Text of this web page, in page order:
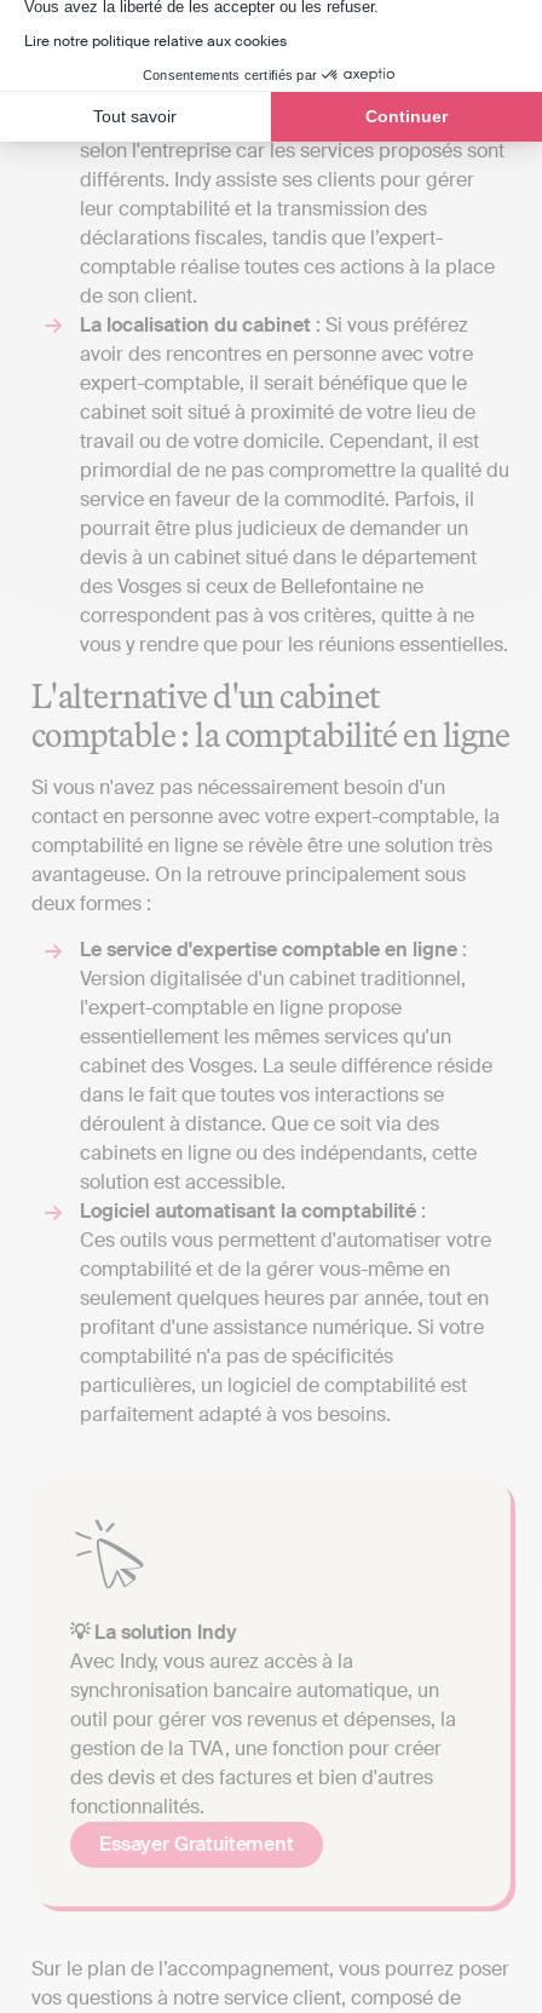
Vous avez la liberté de les accepter ou les refuser.
Lire notre politique relative aux cookies
Consentements certifiés par
Tout savoir Continuer
élaborée, y compris la gestion de la paie ou
l'élaboration de budgets prévisionnels. À
l'inverse, une solution de comptabilité en ligne
comme Indy coûte entre 240 € et 588 € / an HT
selon l'entreprise car les services proposés sont
différents. Indy assiste ses clients pour gérer
leur comptabilité et la transmission des
déclarations fiscales, tandis que l’expert-
comptable réalise toutes ces actions à la place
de son client.
La localisation du cabinet : Si vous préférez
avoir des rencontres en personne avec votre
expert-comptable, il serait bénéfique que le
cabinet soit situé à proximité de votre lieu de
travail ou de votre domicile. Cependant, il est
primordial de ne pas compromettre la qualité du
service en faveur de la commodité. Parfois, il
pourrait être plus judicieux de demander un
devis à un cabinet situé dans le département
des Vosges si ceux de Bellefontaine ne
correspondent pas à vos critères, quitte à ne
vous y rendre que pour les réunions essentielles.
L'alternative d'un cabinet
comptable : la comptabilité en ligne
Si vous n'avez pas nécessairement besoin d'un
contact en personne avec votre expert-comptable, la
comptabilité en ligne se révèle être une solution très
avantageuse. On la retrouve principalement sous
deux formes :
Le service d'expertise comptable en ligne :
Version digitalisée d'un cabinet traditionnel,
l'expert-comptable en ligne propose
essentiellement les mêmes services qu'un
cabinet des Vosges. La seule différence réside
dans le fait que toutes vos interactions se
déroulent à distance. Que ce soit via des
cabinets en ligne ou des indépendants, cette
solution est accessible.
Logiciel automatisant la comptabilité :
Ces outils vous permettent d'automatiser votre
comptabilité et de la gérer vous-même en
seulement quelques heures par année, tout en
profitant d'une assistance numérique. Si votre
comptabilité n'a pas de spécificités
particulières, un logiciel de comptabilité est
parfaitement adapté à vos besoins.
💡 La solution Indy
Avec Indy, vous aurez accès à la
synchronisation bancaire automatique, un
outil pour gérer vos revenus et dépenses, la
gestion de la TVA, une fonction pour créer
des devis et des factures et bien d'autres
fonctionnalités.
Essayer Gratuitement
Sur le plan de l’accompagnement, vous pourrez poser
vos questions à notre service client, composé de